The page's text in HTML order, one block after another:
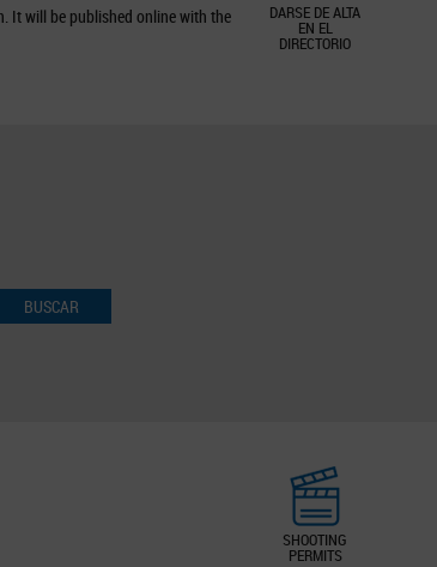
DARSE DE ALTA
EN EL
DIRECTORIO
It will be published online with the
BUSCAR
SHOOTING
PERMITS